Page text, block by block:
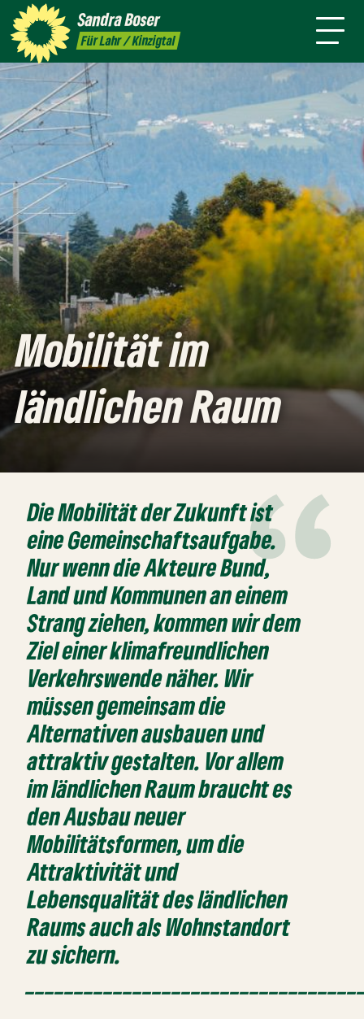
SandraBoser
Für Lahr / Kinzigtal
Presse Kontakt Termine
mich
Mobilität im
ländlichen Raum
Die Mobilität der Zukunft ist
eine Gemeinschaftsaufgabe.
Nur wenn die Akteure Bund,
Land und Kommunen an einem
Strang ziehen, kommen wir dem
Ziel einer klimafreundlichen
Verkehrswende näher. Wir
müssen gemeinsam die
Alternativen ausbauen und
attraktiv gestalten. Vor allem
im ländlichen Raum braucht es
den Ausbau neuer
Mobilitätsformen, um die
Attraktivität und
Lebensqualität des ländlichen
Raums auch als Wohnstandort
zu sichern.